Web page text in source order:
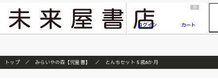
『ONE PIECE magazine 021 ONE PIECEカード付き同梱版』発売延期のご案内
ログイン
0
カート
トップ みらいやの森【児童書】 とんちセット 5歳6か月